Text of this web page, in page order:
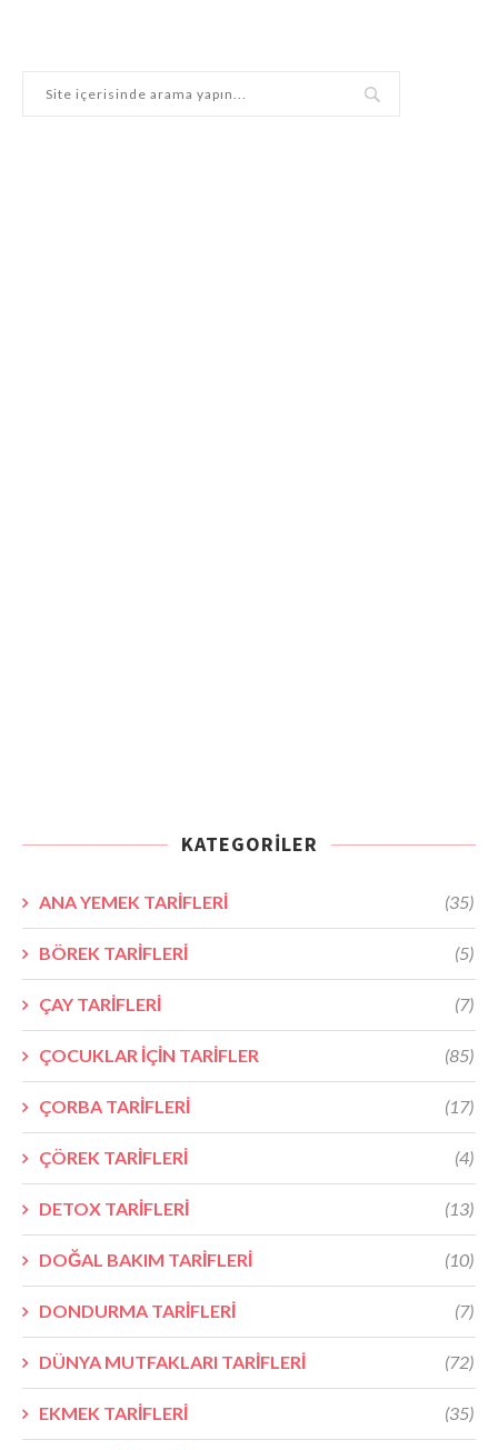
KATEGORILER
ANA YEMEK TARİFLERİ (35)
BÖREK TARİFLERİ (5)
ÇAY TARİFLERİ (7)
ÇOCUKLAR İÇİN TARİFLER (85)
ÇORBA TARİFLERİ (17)
ÇÖREK TARİFLERİ (4)
DETOX TARİFLERİ (13)
DOĞAL BAKIM TARİFLERİ (10)
DONDURMA TARİFLERİ (7)
DÜNYA MUTFAKLARI TARİFLERİ (72)
EKMEK TARİFLERİ (35)